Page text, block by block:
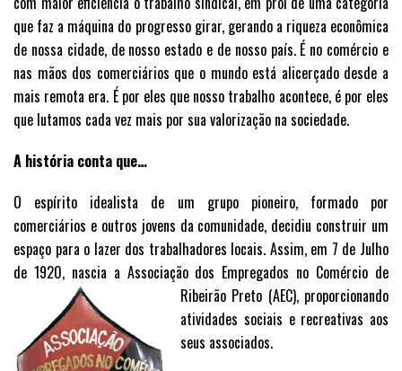
que faz a máquina do progresso girar, gerando a riqueza econômica
de nossa cidade, de nosso estado e de nosso país. É no comércio e
nas mãos dos comerciários que o mundo está alicerçado desde a
mais remota era. É por eles que nosso trabalho acontece, é por eles
que lutamos cada vez mais por sua valorização na sociedade.
A história conta que…
O espírito idealista de um grupo pioneiro, formado por
comerciários e outros jovens da comunidade, decidiu construir um
espaço para o lazer dos trabalhadores locais. Assim, em 7 de Julho
de 1920, nascia a Associação dos Empregados no Comércio de
Ribeirão Preto (AEC), proporcionando
atividades sociais e recreativas aos
seus associados.